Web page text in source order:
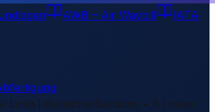
AWB – Air Waybill IATA
Links1 Bereiche/Sections • 8 Links▾